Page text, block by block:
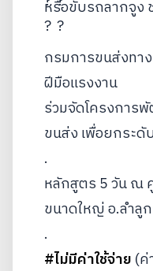
หรือขับรถลากจูง
กรมการขนส่งท
ฝีมือแรงงาน
ร่วมจัดโครงกา
ขนส่ง เพื่อยกระ
.
หลักสูตร 5 วัน ณ
ขนาดใหญ่ อ.ลำลู
.
#ไม่มีค่าใช้จ่าย (ค่